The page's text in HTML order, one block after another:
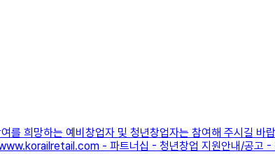
를 희망하는 예비창업자 및 청년창업자는 참여해 주시길
- 파트너십 - 청년창업 지원안내/공고 -